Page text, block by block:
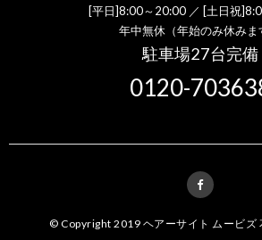
[平日]8:00～20:00 ／ [土日祝
年中無休（年始のみ休みま
駐車場27台完備
0120-
© Copyright 2019 ヘアーサイト ムービズ